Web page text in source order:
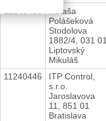
Nataša
Polášeková
Stodolova
1882/4, 031 01
Liptovský
Mikuláš
11240446
ITP Control,
s.r.o.
Jaroslavova
11, 851 01
Bratislava